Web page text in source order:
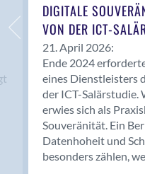
Basel
Bassersdorf
Belp
Bendern
Benken (SG)
Bergdietikon
Berlin
Bern
Bern - Liebefeld
DIGITALE
VON DER ICT-
21. April 2026:
Ende 2024
eines Dienstleisters
der ICT-Salärstudie.
erwies sich als
Souveränität. Ein
Datenhoheit und
besonders zählen,